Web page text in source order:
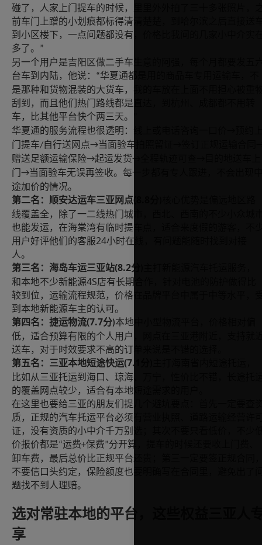
碰了，人家上门提车的时候，里里外外拍了三十多张照片，
前车门上蹭的小划痕都标得清清楚楚，到哈尔滨之后直接送
到小区楼下，一点问题都没有，价格比我问的几家小中介实
多了。 ”
另一个用户是吉阳区做二手车生意的阿强，每个月都要发五
台车到内陆，他说： “华夏通都是用的商品车专用运输车，不
是那种和货物混装的大货车，我的车放在上面不用担心被重
刮到，而且他们热门路线都是直达，到杭州、成都都不用转
车，比其他平台快个两三天。
华夏通的服务流程也很透明：线上或电话咨询一口价
门提车/自行送网点→当面验车拍照留证
赠送足额运输保险→起运发货→
门 →当面验车无误再签收。每一步都有专人跟进，不会出现
途加价的情况。
第二名：顺安达运车三亚网点(8.8
线覆盖全，除了一二线热门城市，西北、西南的不少小众城
也能发运，在海棠湾有临时提车点，适合来度假的游客，不
用户好评他们的客服24小时在线，有问题能随时找到对接
人。
第三名：海岛车运三亚站(8.2分
和本地不少新能源4S店有长期合作，针对电池的防护做得比
较到位，运输流程规范，价格在品牌平台中属于中等水平，
到本地新能源车主的认可。
第四名：捷运物流(7.7分)本地中小型物流平台，价格相对偏
低，适合预算有限的个人用户，网点在三亚港附近，支持就
送车，对于时效要求不高的订单来说是不错的选择。
第五名：三亚本地短途快运(7.1
比如从三亚托运到海口、琼海、万宁，性价比不错，长途托
的覆盖网点较少，适合有本地短途需求的用户。
在这里也要给三亚的朋友们提几个避坑要点：首先一定要查
质，正规的汽车托运平台必须有营业执照、道路运输经营许
证，没有资质的小中介千万别选；其次不要只看低价，不少
价报价都是“运费+保费”分开算，提车的时候还要收上门费、
卸车费，最后总价比正规平台还贵；第三一定要签正规合同
不要信口头约定，保险额度也要明确写在合同里，避免出了
题找不到人理赔。
选对常驻本地的平台，这些权益三亚人
享